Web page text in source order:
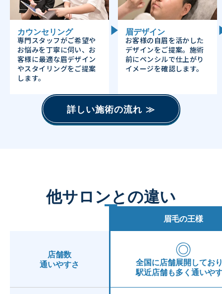
カウンセリング
専門スタッフがご希望や
お悩みを丁寧に伺い、お
客様に最適な眉デザイン
やスタイリングをご提案
します。
眉デザイン
お客様の自眉を活かした
デザインをご提案。施術
前にペンシルで仕上がり
イメージを確認します。
詳しい施術の流れ ≫
他サロンとの違い
眉毛の王様
店舗数
通いやすさ
◎
全国に店舗展開してお
駅近店舗も多く通いや